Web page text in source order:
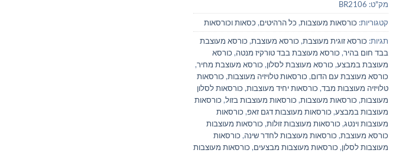
מק"ט: BR2106
קטגוריות: כורסאות מעוצבות, כל הרהיטים, כסאות וכורסאות
תגיות: כורסא זוגית מעוצבת, כורסא מעוצבת, כורסא מעוצבת
בבד חום בהיר, כורסא מעוצבת בבד טורקיז מנטה, כורסא
מעוצבת במבצע, כורסא מעוצבת לסלון, כורסא מעוצבת מחיר,
כורסא מעוצבת עם הדום, כורסאות טלויזיה מעוצבות, כורסאות
טלויזיה מעוצבות מבד, כורסאות יחיד מעוצבות, כורסאות לסלון
מעוצבות, כורסאות מעוצבות, כורסאות מעוצבות בזול, כורסאות
מעוצבות במבצע, כורסאות מעוצבות דגם זאפ, כורסאות
מעוצבות וינטג, כורסאות מעוצבות זולות, כורסאות מעוצבות
כורסא מעוצבת, כורסאות מעוצבות לחדר שינה, כורסאות
מעוצבות לסלון, כורסאות מעוצבות מבצעים, כורסאות מעוצבות